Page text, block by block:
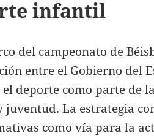
infantil
del campeonato de
entre el Gobierno del
deporte como parte de
juventud. La estrategia
como vía para la